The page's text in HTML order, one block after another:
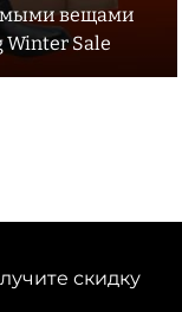
вещами
Winter Sale
скидку